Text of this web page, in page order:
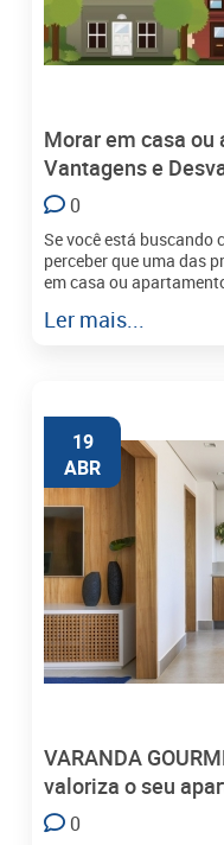
Morar em casa ou apartamento? Conheça as
Vantagens e
0
Se você está buscando
perceber que uma das
em casa ou
Ler mais...
19
ABR
VARANDA GOURMET: Uma alternativa que
valoriza o seu
0